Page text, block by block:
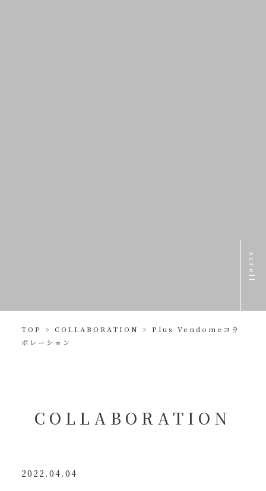
scroll
TOP > COLLABORATION > Plus Vendomeコラ
ボレーション
COLLABORATION
2022.04.04